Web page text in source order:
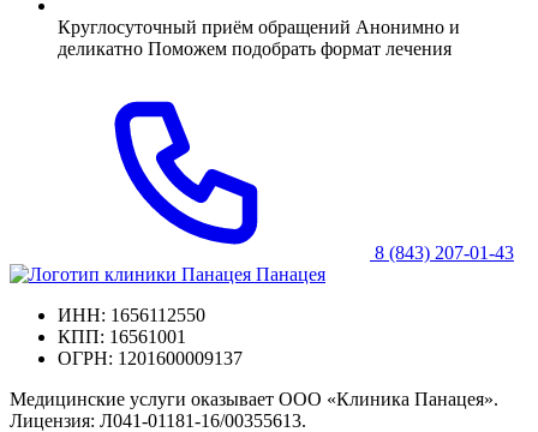
Круглосуточный приём обращений Анонимно и
деликатно Поможем подобрать формат лечения
8 (843) 207-01-43
Панацея
ИНН: 1656112550
КПП: 16561001
ОГРН: 1201600009137
Медицинские услуги оказывает ООО «Клиника Панацея».
Лицензия: Л041-01181-16/00355613.